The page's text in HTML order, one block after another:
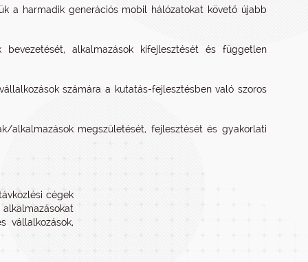
a harmadik generációs mobil hálózatokat követő újabb
alkalmazások kifejlesztését és független
számára a kutatás-fejlesztésben való szoros
alkalmazások megszületését, fejlesztését és gyakorlati
cégek
vállalkozások,